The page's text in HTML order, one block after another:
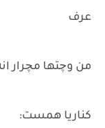
عرف
من وچتها مچرار
كناريا همست: